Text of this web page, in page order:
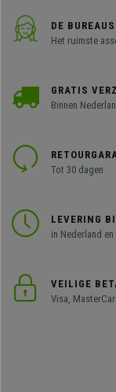
DE
Het ruimste
GRATIS
Binnen
Tot 30 dagen
LEVERING
in Nederland
VEILIGE
Visa,